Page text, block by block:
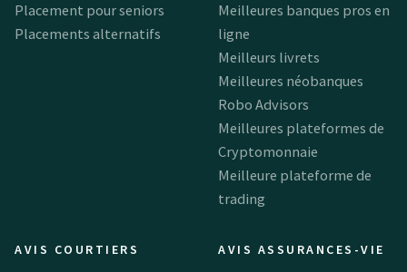
Placement pour seniors
Placements alternatifs
Meilleures banques pros en
ligne
Meilleurs livrets
Meilleures néobanques
Robo Advisors
Meilleures plateformes de
Cryptomonnaie
Meilleure plateforme de
trading
AVIS COURTIERS AVIS ASSURANCES-VIE